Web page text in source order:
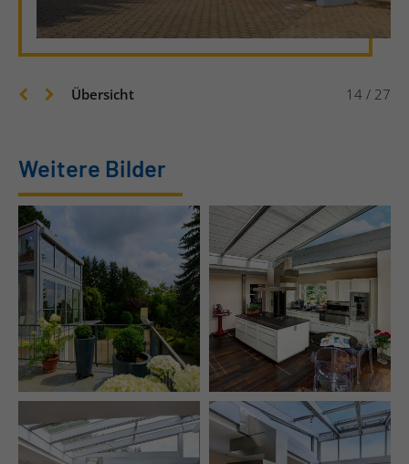
Übersicht 14 / 27
Weitere Bilder
Außenansicht
Wetterstation regelt
Belüftung und
Beschattung